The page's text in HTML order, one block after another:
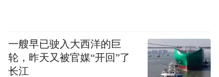
此外，石龙税务部门主动将税费服务融入到
基层治理体系中去，率先全市在村党群服务
一艘早已驶入大西洋的巨
轮，昨天又被官媒“开回”了
长江